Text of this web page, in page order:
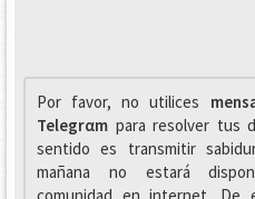
Por favor, no utilices
Telegrαm para resolver tus
sentido es transmitir
mañana no estará